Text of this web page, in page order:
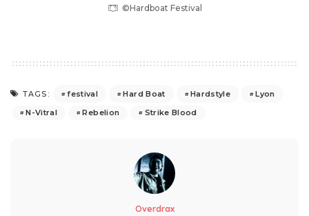
©Hardboat Festival
TAGS: festival Hard Boat Hardstyle
Lyon
N-Vitral
Rebelion Strike Blood
Overdrax